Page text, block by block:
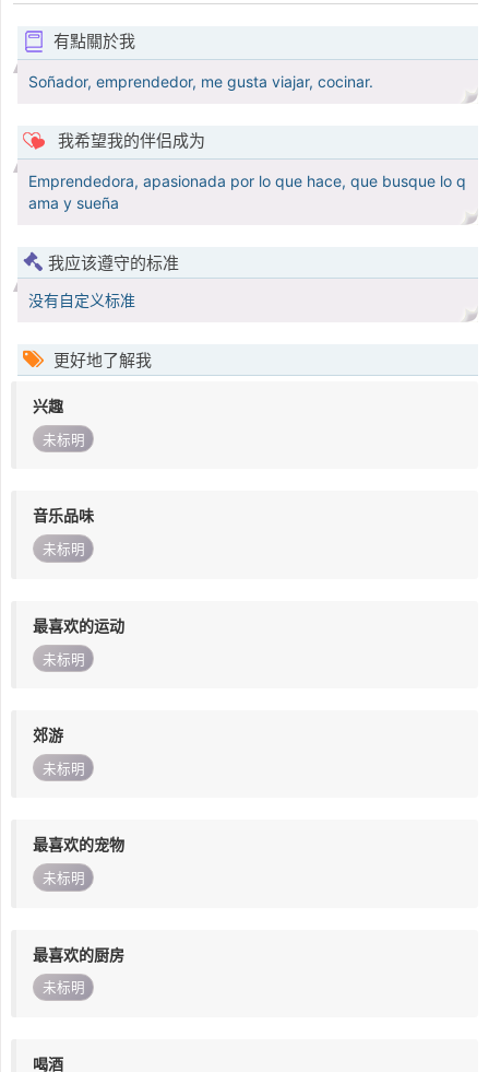
有點關於我
Soñador, emprendedor, me gusta viajar, cocinar.
我希望我的伴侣成为
Emprendedora, apasionada por lo que hace, que busque lo q
ama y sueña
我应该遵守的标准
没有自定义标准
更好地了解我
兴趣
未标明
音乐品味
未标明
最喜欢的运动
未标明
郊游
未标明
最喜欢的宠物
未标明
最喜欢的厨房
未标明
喝酒